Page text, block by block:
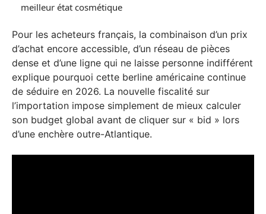
meilleur état cosmétique
Pour les acheteurs français, la combinaison d’un prix
d’achat encore accessible, d’un réseau de pièces
dense et d’une ligne qui ne laisse personne indifférent
explique pourquoi cette berline américaine continue
de séduire en 2026. La nouvelle fiscalité sur
l’importation impose simplement de mieux calculer
son budget global avant de cliquer sur « bid » lors
d’une enchère outre-Atlantique.